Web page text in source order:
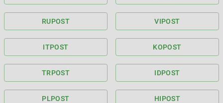
RUPOST VIPOST
ITPOST KOPOST
TRPOST IDPOST
PLPOST HIPOST